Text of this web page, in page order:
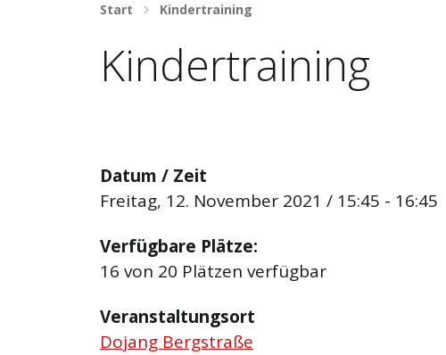
Start Kindertraining
Kindertraining
Datum / Zeit
Freitag, 12. November 2021 / 15:45 - 16:45
Verfügbare Plätze:
16 von 20 Plätzen verfügbar
Veranstaltungsort
Dojang Bergstraße